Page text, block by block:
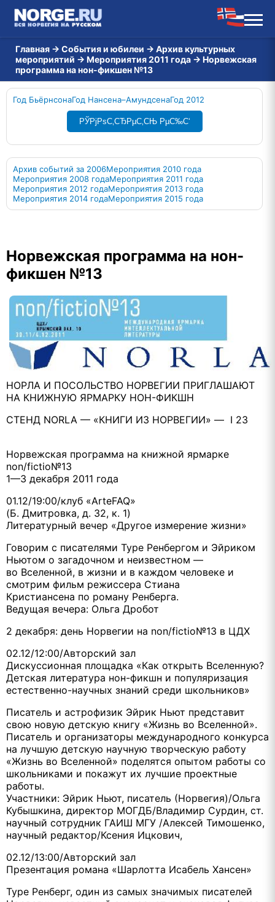
Главная → События и юбилеи → Архив культурных
мероприятий → Мероприятия 2011 года → Норвежская
программа на нон-фикшен №13
Год БьёрнсонаГод Нансена–АмундсенаГод 2012
РЎРјРѕС‚СЂРµС‚СЊ РµС‰С‘
Архив событий за 2006Мероприятия 2010 года
Мероприятия 2008 годаМероприятия 2011 года
Мероприятия 2012 годаМероприятия 2013 года
Мероприятия 2014 годаМероприятия 2015 года
Норвежская программа на нон-
фикшен №13
НОРЛА И ПОСОЛЬСТВО НОРВЕГИИ ПРИГЛАШАЮТ
НА КНИЖНУЮ ЯРМАРКУ НОН-ФИКШН
СТЕНД NORLA — «КНИГИ ИЗ НОРВЕГИИ» — I 23
Норвежская программа на книжной ярмарке
non/fictio№13
1—3 декабря 2011 года
01.12/19:00/клуб «ArteFAQ»
(Б. Дмитровка, д. 32, к. 1)
Литературный вечер «Другое измерение жизни»
Говорим с писателями Туре Ренбергом и Эйриком
Ньютом о загадочном и неизвестном —
во Вселенной, в жизни и в каждом человеке и
смотрим фильм режиссера Стиана
Кристиансена по роману Ренберга.
Ведущая вечера: Ольга Дробот
2 декабря: день Норвегии на non/fictio№13 в ЦДХ
02.12/12:00/Авторский зал
Дискуссионная площадка «Как открыть Вселенную?
Детская литература нон-фикшн и популяризация
естественно-научных знаний среди школьников»
Писатель и астрофизик Эйрик Ньют представит
свою новую детскую книгу «Жизнь во Вселенной».
Писатель и организаторы международного конкурса
на лучшую детскую научную творческую работу
«Жизнь во Вселенной» поделятся опытом работы со
школьниками и покажут их лучшие проектные
работы.
Участники: Эйрик Ньют, писатель (Норвегия)/Ольга
Кубышкина, директор МОГДБ/Владимир Сурдин, ст.
научный сотрудник ГАИШ МГУ /Алексей Тимошенко,
научный редактор/Ксения Ицкович,
02.12/13:00/Авторский зал
Презентация романа «Шарлотта Исабель Хансен»
Туре Ренберг, один из самых значимых писателей